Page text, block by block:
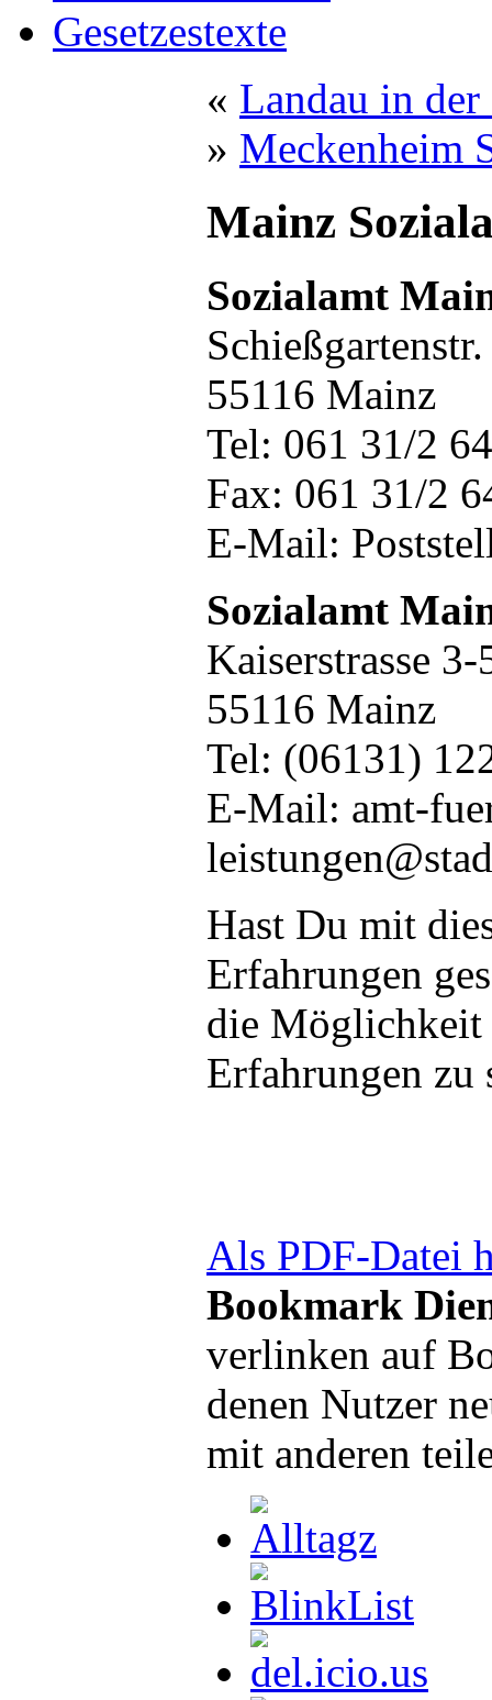
Gesetzestexte
« Landau in
» Meckenheim
Mainz
Sozialamt
55116 Mainz
Tel: 061 31/2
Fax: 061 31/2
E-Mail:
Sozialamt
Kaiserstrasse 3-
55116 Mainz
Tel: (06131)
E-Mail: amt-
Hast Du mit
Erfahrungen
die Möglichkeit
Erfahrungen zu
Als PDF-Datei
Bookmark
verlinken auf
denen Nutzer
mit anderen